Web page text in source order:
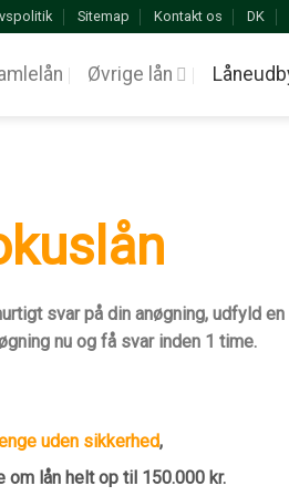
Sitemap Kontakt os DK
Øvrige lån
svar på din anøgning, udfyld en
nu og få svar inden 1 time.
uden sikkerhed,
om lån helt op til 150.000 kr.